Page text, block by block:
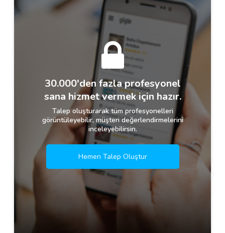
30.000'den fazla profesyonel
sana hizmet vermek için hazır.
Talep oluşturarak tüm profesyonelleri
görüntüleyebilir, müşteri değerlendirmelerini
inceleyebilirsin.
Hemen Talep Oluştur